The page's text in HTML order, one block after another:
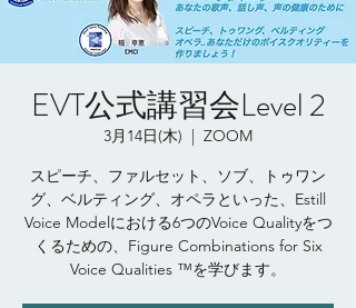
EVT公式講習会Level 2
3月14日(木)
  |
ZOOM
スピーチ、ファルセット、ソブ、トゥワン
グ、ベルティング、オペラといった、Estill
Voice Modelにおける6つのVoice Qualityをつ
くるための、Figure Combinations for Six